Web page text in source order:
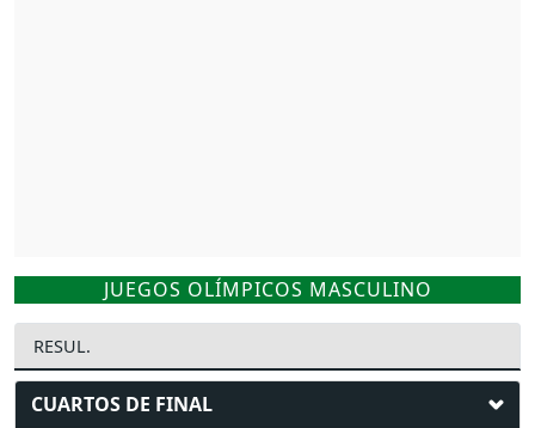
JUEGOS OLÍMPICOS MASCULINO
RESUL.
CUARTOS DE FINAL